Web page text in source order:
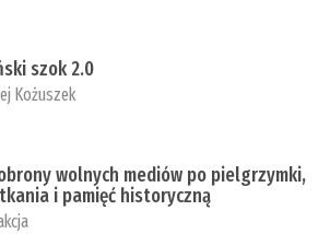
szok 2.0
Kożuszek
wolnych mediów po pielgrzymki,
i pamięć historyczną